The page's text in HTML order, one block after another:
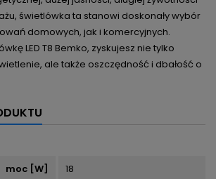
świetlówka ta stanowi doskonały wybór
domowych, jak i komercyjnych.
LED T8 Bemko, zyskujesz nie tylko
ale także oszczędność i dbałość o
moc [W] 18